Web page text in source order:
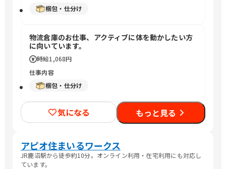
梱包・仕分け
物流倉庫のお仕事、アクティブに体を動かしたい方
に向いています。
時給1,068円
仕事内容
梱包・仕分け
気になる もっと見る
アピオ住まいるワークス
JR鹿沼駅から徒歩約10分。オンライン利用・在宅利用にも対応し
ています。